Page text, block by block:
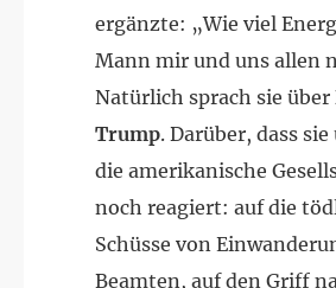
ergänzte: „Wie viel
Mann mir und uns allen
Natürlich sprach sie über
Trump. Darüber, dass sie
die amerikanische
noch reagiert: auf die
Schüsse von
Beamten, auf den Griff